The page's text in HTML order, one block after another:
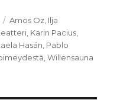
Avainsanat
Amos Oz Ilja
Karin Pacius
Hasán Pablo
,Willensauna